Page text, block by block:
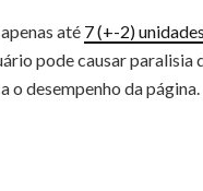
até 7 (+-2)
pode causar paralisia
o desempenho da página.